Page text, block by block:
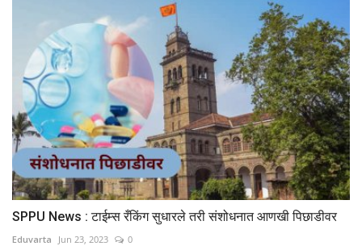
SPPU News : टाईम्स रँकिंग सुधारले तरी संशोधनात आणखी पिछाडीवर
Eduvarta Jun 23, 2023 0